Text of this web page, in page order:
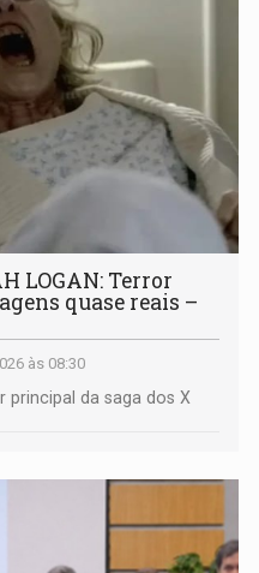
LOGAN: Terror
quase reais –
às 08:30
principal da saga dos X